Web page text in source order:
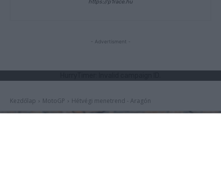
https://p1race.hu
- Advertisment -